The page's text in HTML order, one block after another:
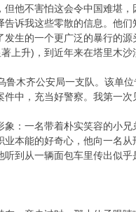
他不害怕这会令中国难堪，
诉我这些零散的信息。他们
生的一个更广泛的暴行的源
上升)，到近年来在塔里木
木齐公安局一支队。该单位
中，充当好警察。我第一
：一名带着朴实笑容的小
本能的好奇心，他向一名
到从一辆面包车里传出似乎